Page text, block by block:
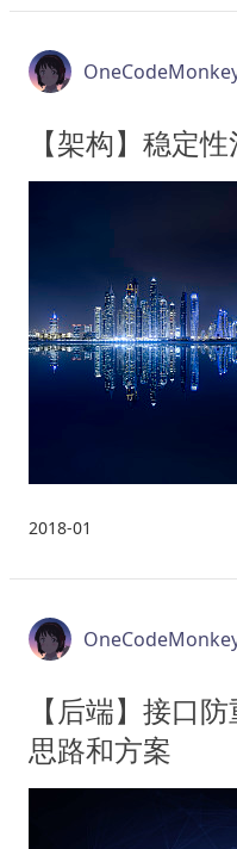
【架构】稳定
2018-01
【后端】接口
思路和方案